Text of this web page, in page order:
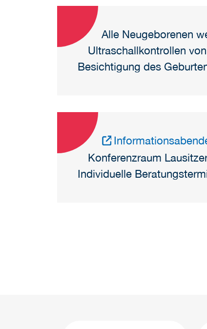
Alle Neugeborenen
Ultraschallkontrollen
Besichtigung des
Konferenzraum
Individuelle